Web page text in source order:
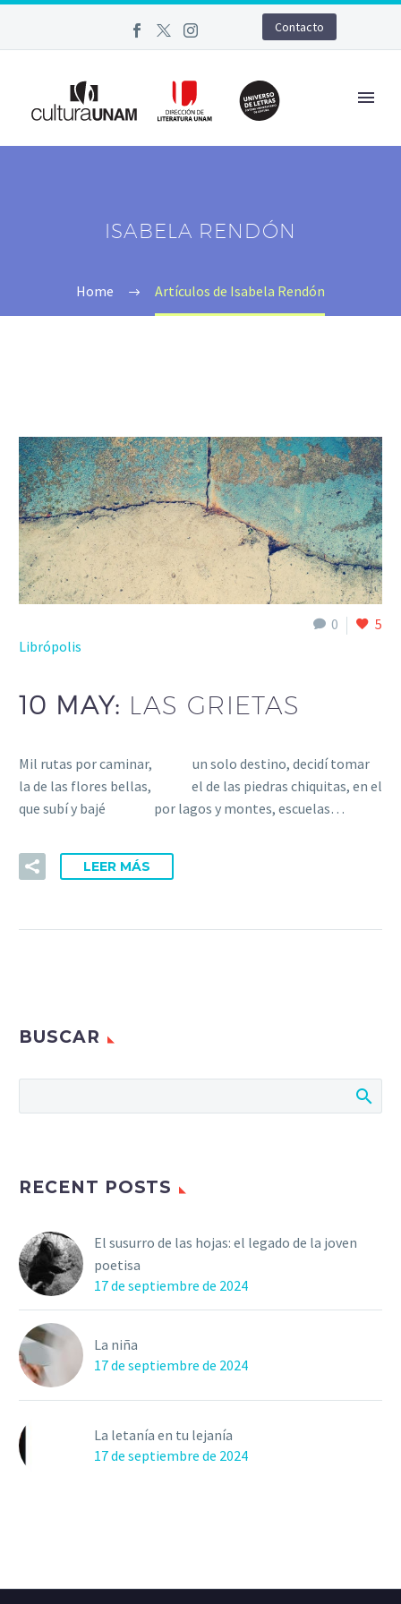
Contacto
ISABELA RENDÓN
Home Artículos de Isabela Rendón
0
5
Librópolis
10 MAY: LAS GRIETAS
Mil rutas por caminar, un solo destino, decidí tomar
la de las flores bellas, el de las piedras chiquitas, en el
que subí y bajé por lagos y montes, escuelas…
LEER MÁS
BUSCAR
RECENT POSTS
El susurro de las hojas: el legado de la joven
poetisa
17 de septiembre de 2024
La niña
17 de septiembre de 2024
La letanía en tu lejanía
17 de septiembre de 2024